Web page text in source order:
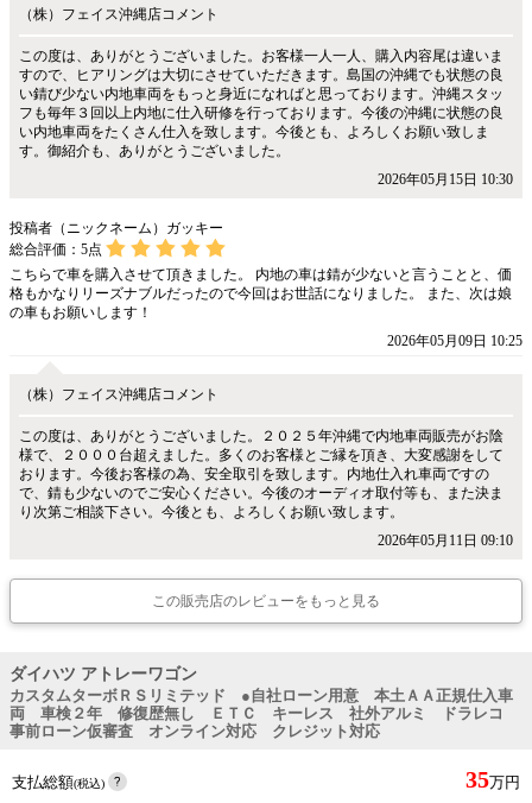
（株）フェイス沖縄店コメント
この度は、ありがとうございました。お客様一人一人、購入内容尾は違いま
すので、ヒアリングは大切にさせていただきます。島国の沖縄でも状態の良
い錆び少ない内地車両をもっと身近になればと思っております。沖縄スタッ
フも毎年３回以上内地に仕入研修を行っております。今後の沖縄に状態の良
い内地車両をたくさん仕入を致します。今後とも、よろしくお願い致しま
す。御紹介も、ありがとうございました。
2026年05月15日 10:30
投稿者（ニックネーム）ガッキー
総合評価： 5点
こちらで車を購入させて頂きました。 内地の車は錆が少ないと言うことと、価
格もかなりリーズナブルだったので今回はお世話になりました。 また、次は娘
の車もお願いします！
2026年05月09日 10:25
（株）フェイス沖縄店コメント
この度は、ありがとうございました。２０２５年沖縄で内地車両販売がお陰
様で、２０００台超えました。多くのお客様とご縁を頂き、大変感謝をして
おります。今後お客様の為、安全取引を致します。内地仕入れ車両ですの
で、錆も少ないのでご安心ください。今後のオーディオ取付等も、また決ま
り次第ご相談下さい。今後とも、よろしくお願い致します。
2026年05月11日 09:10
この販売店のレビューをもっと見る
ダイハツ アトレーワゴン
カスタムターボＲＳリミテッド ●自社ローン用意 本土ＡＡ正規仕入車
両 車検２年 修復歴無し ＥＴＣ キーレス 社外アルミ ドラレコ
事前ローン仮審査 オンライン対応 クレジット対応
支払総額(税込) 35万円